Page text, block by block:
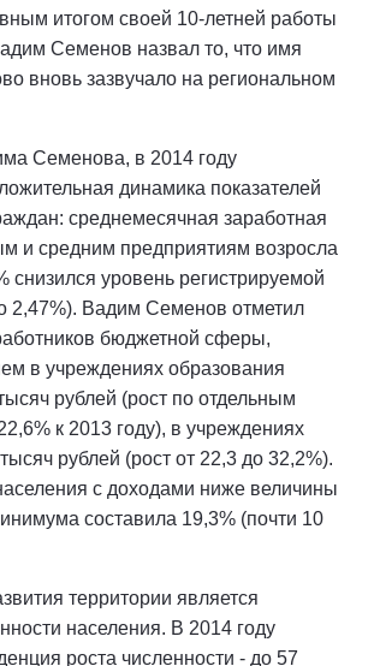
итогом своей 10-летней работы
Семенов назвал то, что имя
вновь зазвучало на региональном
Семенова, в 2014 году
динамика показателей
среднемесячная заработная
и средним предприятиям возросла
снизился уровень регистрируемой
2,47%). Вадим Семенов отметил
бюджетной сферы,
в учреждениях образования
рублей (рост по отдельным
к 2013 году), в учреждениях
рублей (рост от 22,3 до 32,2%).
с доходами ниже величины
составила 19,3% (почти 10
территории является
населения. В 2014 году
роста численности - до 57